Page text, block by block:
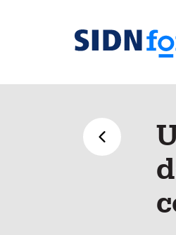
Sla de navigatie over en
van
fonds
Terug naar overzicht